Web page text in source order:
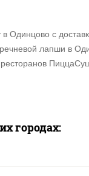
Одинцово с
лапши в
городах: